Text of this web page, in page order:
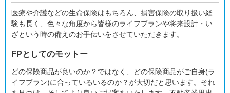
医療や介護などの生命保険はもちろん、損害保険の取り扱い経
験も長く、色々な角度から皆様のライフプランや将来設計・い
ざという時の備えのお手伝いをさせていただきます。
FPとしてのモットー
どの保険商品が良いのか？ではなく、どの保険商品がご自身(ラ
イフプラン)に合っているいるのか？が大切だと思います。それ